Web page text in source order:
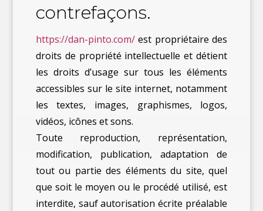
contrefaçons.
https://dan-pinto.com/est propriétaire des
droits de propriété intellectuelle et détient
les droits d’usage sur tous les éléments
accessibles sur le site internet, notamment
les textes, images, graphismes, logos,
vidéos, icônes et sons.
Toute reproduction, représentation,
modification, publication, adaptation de
tout ou partie des éléments du site, quel
que soit le moyen ou le procédé utilisé, est
interdite, sauf autorisation écrite préalable